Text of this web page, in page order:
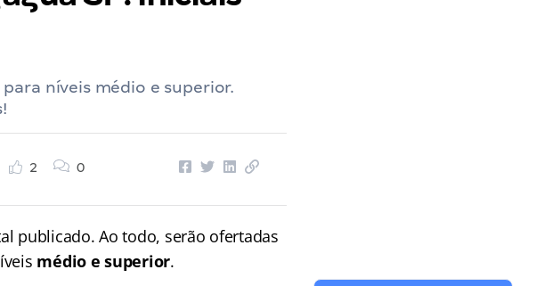
níveis médio e superior.
2 0
publicado. Ao todo, serão ofertadas
médio e superior.